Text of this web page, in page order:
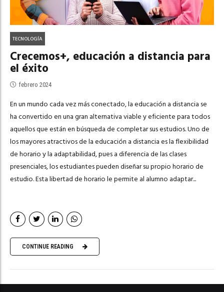
TECNOLOGÍA
Crecemos+, educación a distancia para
el éxito
febrero 2024
En un mundo cada vez más conectado, la educación a distancia se
ha convertido en una gran alternativa viable y eficiente para todos
aquellos que están en búsqueda de completar sus estudios. Uno de
los mayores atractivos de la educación a distancia es la flexibilidad
de horario y la adaptabilidad, pues a diferencia de las clases
presenciales, los estudiantes pueden diseñar su propio horario de
estudio. Esta libertad de horario le permite al alumno adaptar...
CONTINUE READING